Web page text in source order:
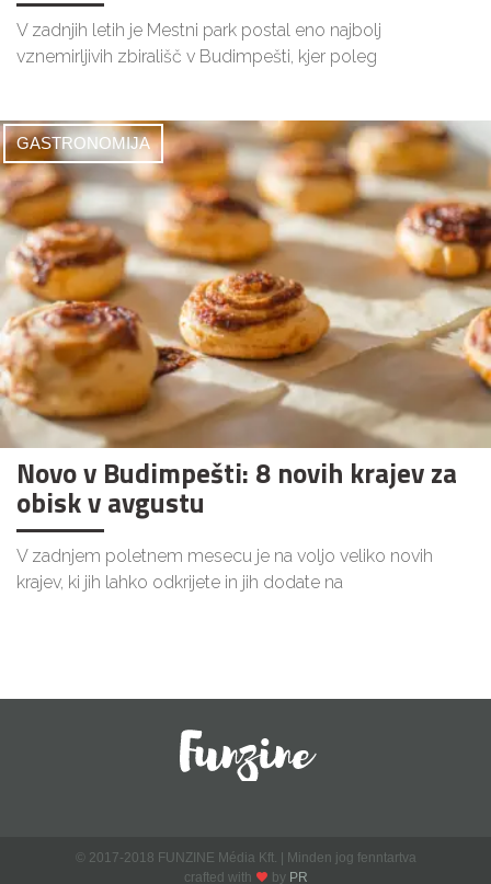
V zadnjih letih je Mestni park postal eno najbolj
vznemirljivih zbirališč v Budimpešti, kjer poleg
GASTRONOMIJA
Novo v Budimpešti: 8 novih krajev za
obisk v avgustu
V zadnjem poletnem mesecu je na voljo veliko novih
krajev, ki jih lahko odkrijete in jih dodate na
© 2017-2018 FUNZINE Média Kft. | Minden jog fenntartva
crafted with
by PR